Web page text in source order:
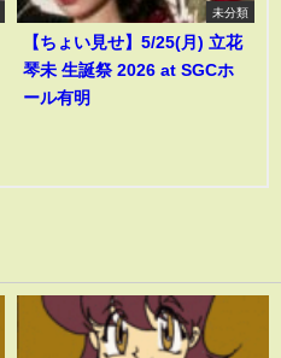
未分類
【ちょい見せ】5/25(月) 立花
琴未 生誕祭 2026 at SGCホ
ール有明